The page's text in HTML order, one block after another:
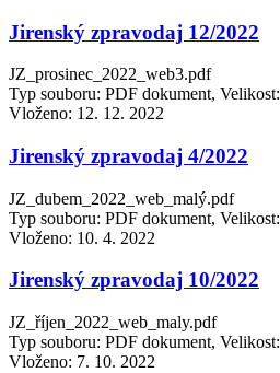
Jirenský zpravodaj 12/2022
JZ_prosinec_2022_web3.pdf
Typ souboru: PDF dokument,
Vloženo: 12. 12. 2022
Jirenský zpravodaj 4/2022
JZ_dubem_2022_web_malý.pdf
Typ souboru: PDF dokument,
Vloženo: 10. 4. 2022
Jirenský zpravodaj 10/2022
JZ_říjen_2022_web_maly.pdf
Typ souboru: PDF dokument,
Vloženo: 7. 10. 2022